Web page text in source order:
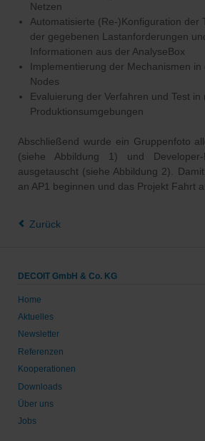
Netzen
Automatisierte (Re-)Konfiguration der
der gegebenen Lastanforderungen
Informationen aus der AnalyseBox
Implementierung der Mechanismen in
Nodes
Evaluierung der Verfahren und Test in
Produktionsumgebungen
Abschließend wurde ein Gruppenfoto
(siehe Abbildung 1) und
ausgetauscht (siehe Abbildung 2).
an AP1 beginnen und das Projekt Fahrt
Zurück
DECOIT GmbH & Co. KG
Home
Aktuelles
Newsletter
Referenzen
Kooperationen
Downloads
Über uns
Jobs